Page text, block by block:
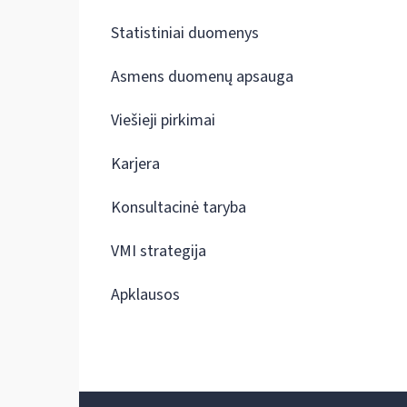
Statistiniai duomenys
Asmens duomenų apsauga
Viešieji pirkimai
Karjera
Konsultacinė taryba
VMI strategija
Apklausos